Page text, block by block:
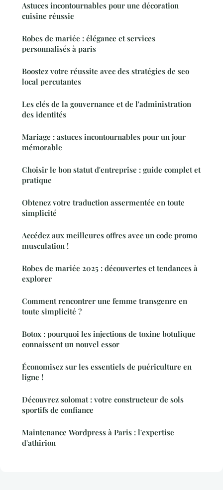
Astuces incontournables pour une décoration
cuisine réussie
Robes de mariée : élégance et services
personnalisés à paris
Boostez votre réussite avec des stratégies de seo
local percutantes
Les clés de la gouvernance et de l'administration
des identités
Mariage : astuces incontournables pour un jour
mémorable
Choisir le bon statut d'entreprise : guide complet et
pratique
Obtenez votre traduction assermentée en toute
simplicité
Accédez aux meilleures offres avec un code promo
musculation !
Robes de mariée 2025 : découvertes et tendances à
explorer
Comment rencontrer une femme transgenre en
toute simplicité ?
Botox : pourquoi les injections de toxine botulique
connaissent un nouvel essor
Économisez sur les essentiels de puériculture en
ligne !
Découvrez solomat : votre constructeur de sols
sportifs de confiance
Maintenance Wordpress à Paris : l'expertise
d'athirion